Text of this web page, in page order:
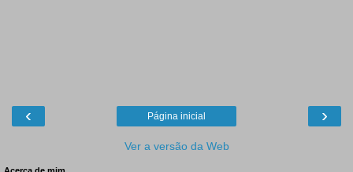
‹ ›
Página inicial
Ver a versão da Web